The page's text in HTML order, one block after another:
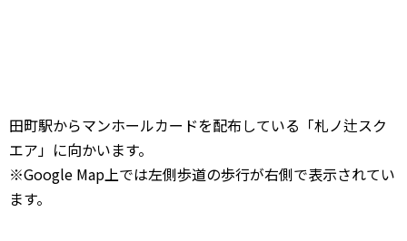
田町駅からマンホールカードを配布している「札ノ辻スク
エア」に向かいます。
※Google Map上では左側歩道の歩行が右側で表示されてい
ます。